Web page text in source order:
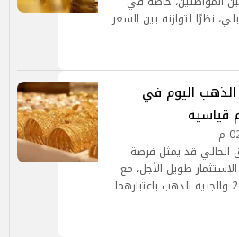
نظرًا لتوازنه بين السعر
اليوم في
الحالي قد يمثل فرصة
طويل الأجل، مع
التركيز على متابعة سعر عيار 21 والجنيه الذهب باعتبارهما